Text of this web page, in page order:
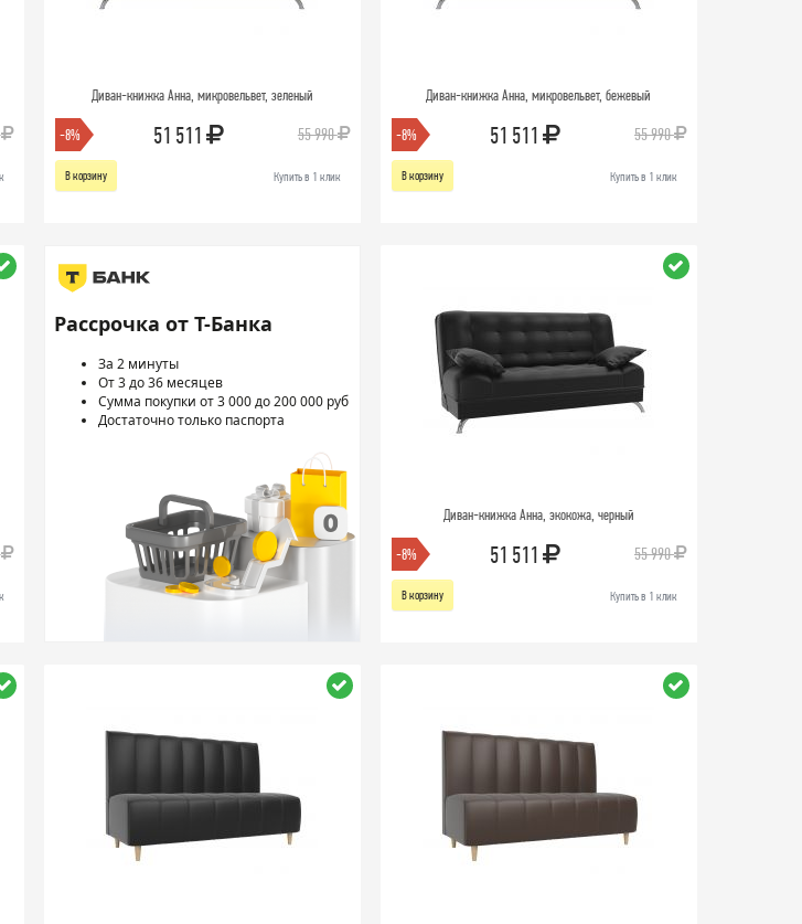
Диван-книжка Анна, микровельвет, зеленый
-8% 51 511 55 990
В корзину Купить в 1 клик
Диван-книжка Анна, микровельвет, бежевый
-8% 51 511 55 990
В корзину Купить в 1 клик
Рассрочка от Т-Банка
За 2 минуты
От 3 до 36 месяцев
Сумма покупки от 3 000 до 200 000 руб
Достаточно только паспорта
Диван-книжка Анна, экокожа, черный
-8% 51 511 55 990
В корзину Купить в 1 клик